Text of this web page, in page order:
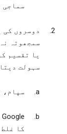
سماجی
سمجھوتہ
یا تقسیم
سہولت
سپام،
کا